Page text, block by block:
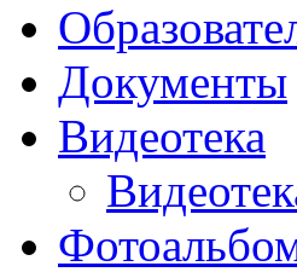
Документы
Видеотека